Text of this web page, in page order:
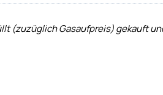
(zuzüglich Gasaufpreis) gekauft